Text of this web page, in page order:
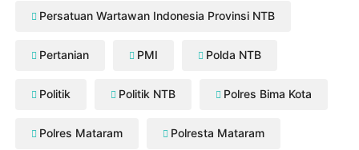
Persatuan Wartawan Indonesia Provinsi NTB
Pertanian PMI Polda NTB
Politik Politik NTB Polres Bima Kota
Polres Mataram Polresta Mataram